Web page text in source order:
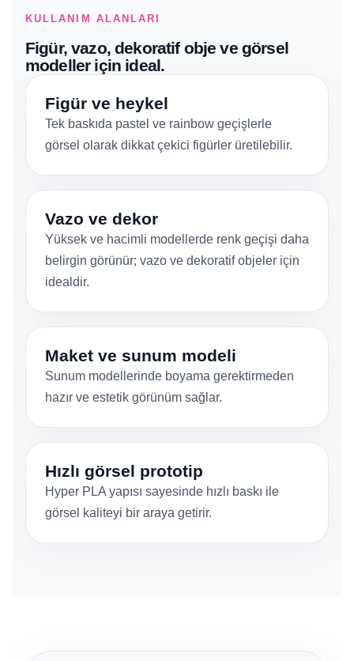
KULLANIM ALANLARI
Figür, vazo, dekoratif obje ve görsel
modeller için ideal.
Figür ve heykel
Tek baskıda pastel ve rainbow geçişlerle
görsel olarak dikkat çekici figürler üretilebilir.
Vazo ve dekor
Yüksek ve hacimli modellerde renk geçişi daha
belirgin görünür; vazo ve dekoratif objeler için
idealdir.
Maket ve sunum modeli
Sunum modellerinde boyama gerektirmeden
hazır ve estetik görünüm sağlar.
Hızlı görsel prototip
Hyper PLA yapısı sayesinde hızlı baskı ile
görsel kaliteyi bir araya getirir.